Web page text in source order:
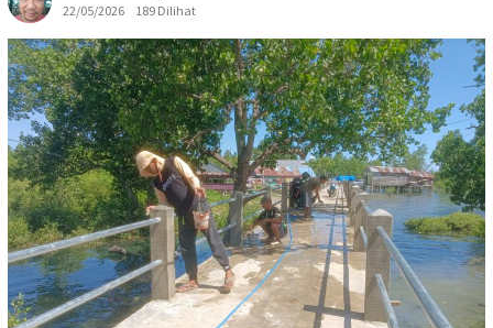
22/05/2026
189 Dilihat